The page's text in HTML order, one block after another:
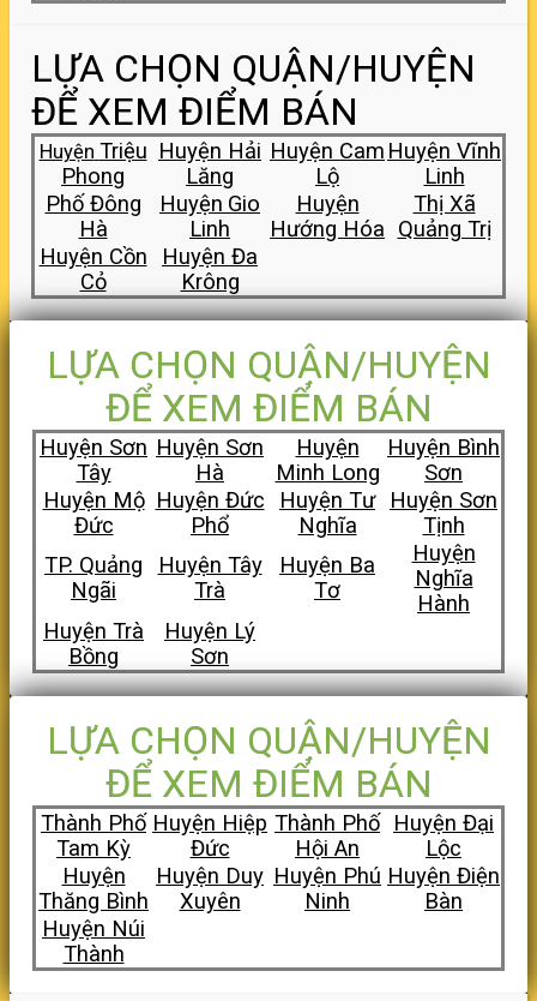
LỰA CHỌN QUẬN/HUYỆN
ĐỂ XEM ĐIỂM BÁN
Huyện Triệu
Phong
Huyện Hải
Lăng
Huyện Cam
Lộ
Huyện Vĩnh
Linh
Phố Đông
Hà
Huyện Gio
Linh
Huyện
Hướng Hóa
Thị Xã
Quảng Trị
Huyện Cồn
Cỏ
Huyện Đa
Krông
LỰA CHỌN QUẬN/HUYỆN
ĐỂ XEM ĐIỂM BÁN
Huyện Sơn
Tây
Huyện Sơn
Hà
Huyện
Minh Long
Huyện Bình
Sơn
Huyện Mộ
Đức
Huyện Đức
Phổ
Huyện Tư
Nghĩa
Huyện Sơn
Tịnh
TP. Quảng
Ngãi
Huyện Tây
Trà
Huyện Ba
Tơ
Huyện
Nghĩa
Hành
Huyện Trà
Bồng
Huyện Lý
Sơn
LỰA CHỌN QUẬN/HUYỆN
ĐỂ XEM ĐIỂM BÁN
Thành Phố
Tam Kỳ
Huyện Hiệp
Đức
Thành Phố
Hội An
Huyện Đại
Lộc
Huyện
Thăng Bình
Huyện Duy
Xuyên
Huyện Phú
Ninh
Huyện Điện
Bàn
Huyện Núi
Thành